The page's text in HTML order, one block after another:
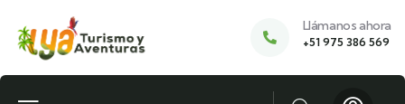
Llámanos ahora
+51 975 386 569